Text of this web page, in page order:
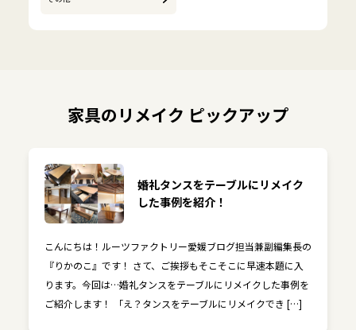
家具のリメイク ピックアップ
婚礼タンスをテーブルにリメイク
した事例を紹介！
こんにちは！ルーツファクトリー愛媛ブログ担当兼副編集長の
『りかのこ』です！ さて、ご挨拶もそこそこに早速本題に入
ります。今回は…婚礼タンスをテーブルにリメイクした事例を
ご紹介します！ 「え？タンスをテーブルにリメイクでき […]